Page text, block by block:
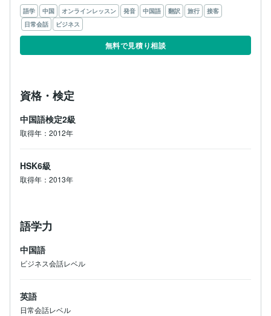
語学 中国 オンラインレッスン 発音 中国語 翻訳 旅行
接客
日常会話
ビジネス
無料で見積り相談
資格・検定
中国語検定2級
取得年：2012年
HSK6級
取得年：2013年
語学力
中国語
ビジネス会話レベル
英語
日常会話レベル